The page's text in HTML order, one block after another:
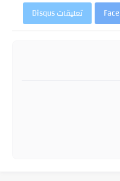
تعليقات Disqus